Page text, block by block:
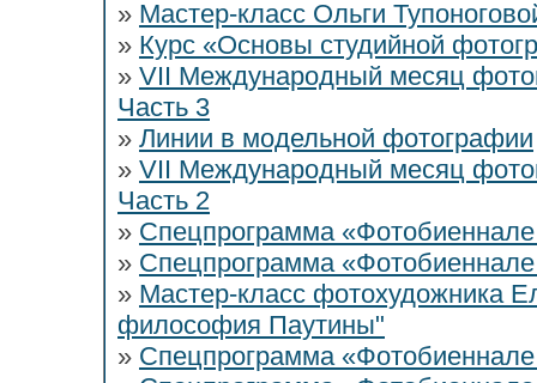
» Мастер-класс Ольги
» Курс «Основы студийной
» VII Международный месяц
Часть 3
» Линии в модельной фотографии
» VII Международный месяц
Часть 2
» Спецпрограмма
» Спецпрограмма
» Мастер-класс фотохудожника
философия Паутины"
» Спецпрограмма